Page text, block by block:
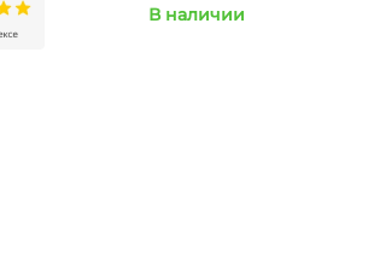
В наличии